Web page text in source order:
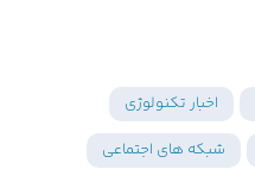
اخبار تکنولوژی
شبکه های اجتماعی